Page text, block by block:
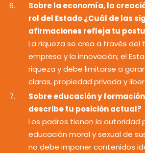
Sobre la economía, la
rol del Estado ¿Cuál de las
afirmaciones refleja tu
La riqueza se crea a través del
empresa y la innovación; el
riqueza y debe limitarse a
claras, propiedad privada y
Sobre educación y
describe tu posición actual?
Los padres tienen la autoridad
educación moral y sexual de
no debe imponer contenidos